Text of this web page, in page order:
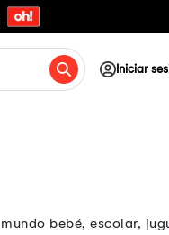
Iniciar
bebé, escolar,